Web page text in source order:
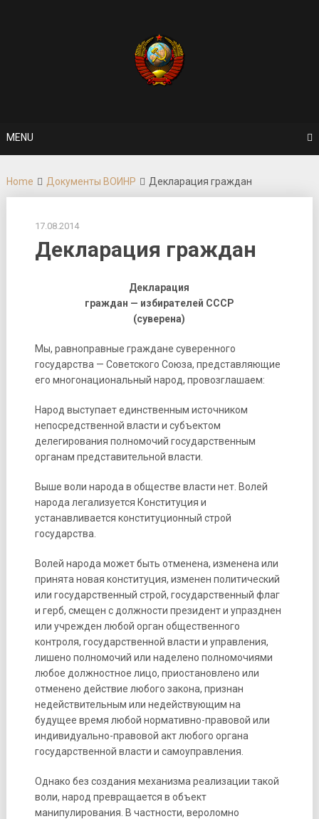
MENU
Home Документы ВОИНР Декларация граждан
17.08.2014
Декларация граждан
Декларация
граждан — избирателей СССР
(суверена)
Мы, равноправные граждане суверенного
государства — Советского Союза, представляющие
его многонациональный народ, провозглашаем:
Народ выступает единственным источником
непосредственной власти и субъектом
делегирования полномочий государственным
органам представительной власти.
Выше воли народа в обществе власти нет. Волей
народа легализуется Конституция и
устанавливается конституционный строй
государства.
Волей народа может быть отменена, изменена или
принята новая конституция, изменен политический
или государственный строй, государственный флаг
и герб, смещен с должности президент и упразднен
или учрежден любой орган общественного
контроля, государственной власти и управления,
лишено полномочий или наделено полномочиями
любое должностное лицо, приостановлено или
отменено действие любого закона, признан
недействительным или недействующим на
будущее время любой нормативно-правовой или
индивидуально-правовой акт любого органа
государственной власти и самоуправления.
Однако без создания механизма реализации такой
воли, народ превращается в объект
манипулирования. В частности, вероломно